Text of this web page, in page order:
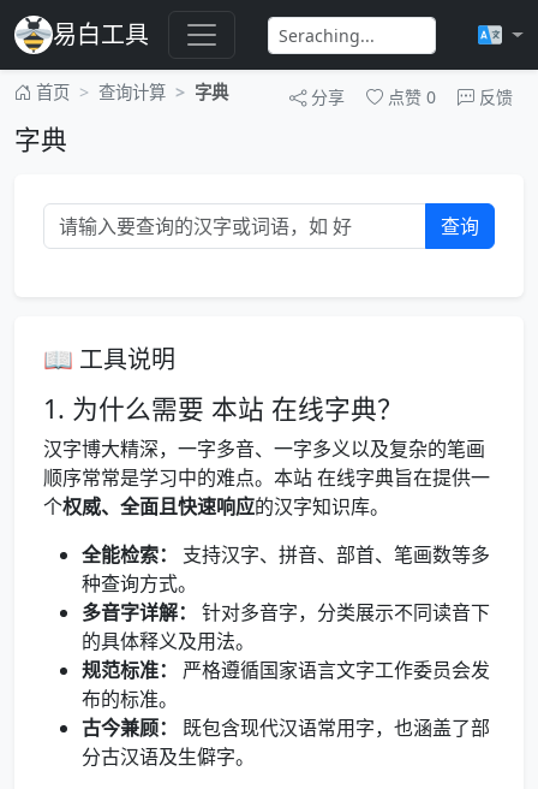
易白工具
首页 查询计算 字典 分享 点赞 0 反馈
字典
查询
📖 工具说明
1. 为什么需要 本站 在线字典？
汉字博大精深，一字多音、一字多义以及复杂的笔画
顺序常常是学习中的难点。本站 在线字典旨在提供一
个权威、全面且快速响应的汉字知识库。
全能检索：
支持汉字、拼音、部首、笔画数等多
种查询方式。
多音字详解：
针对多音字，分类展示不同读音下
的具体释义及用法。
规范标准：
严格遵循国家语言文字工作委员会发
布的标准。
古今兼顾：
既包含现代汉语常用字，也涵盖了部
分古汉语及生僻字。